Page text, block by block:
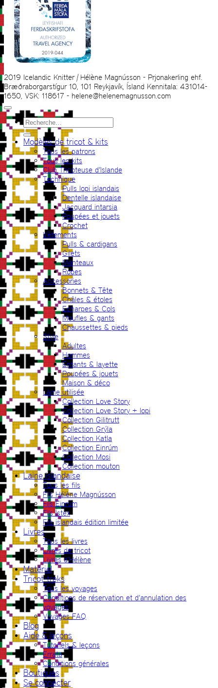
2019 Icelandic Knitter | Hélène Magnússon - Prjonakerling ehf.
Bræðraborgarstígur 10, 101 Reykjavík, Ísland Kennitala: 431014-
1650, VSK: 118617 - helene@helenemagnusson.com
Recherche
pour :
Modèles de tricot & kits
Tous les patrons
Tous les kits
Club Tricoteuse d’Islande
Technique
Pulls lopi islandais
Dentelle islandaise
Jacquard intarsia
Poupées et jouets
Crochet
Vêtements
Pulls & cardigans
Gilets
Manteaux
Robes
Accessories
Bonnets & Tête
Châles & étoles
Echarpes & Cols
Moufles & gants
Chaussettes & pieds
Style
Adultes
Hommes
Enfants & layette
Poupées & jouets
Maison & déco
Laine utilisée
Collection Love Story
Collection Love Story + lopi
Collection Gilitrutt
Collection Grýla
Collection Katla
Collection Einrúm
Collection Mosi
Collection mouton
Laine islandaise
Tous les fils
Fils Hélène Magnússon
Fils Einrúm
Fils Ístex
Fils islandais édition limitée
Livres
Tous les livres
Livres de tricot
Livres d’Hélène
Matériel
Tricot-treks
Tous les voyages
Conditions de réservation et d’annulation des
voyages
Voyages FAQ
Blog
Aide & leçons
Tutoriels & leçons
Errata
Conditions générales
Boutiques
Se connecter